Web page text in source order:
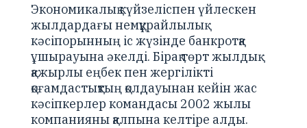
Экономикалық күйзеліспен үйлескен
жылдардағы немқұрайлылық
кәсіпорынның іс жүзінде банкротқа
ұшырауына әкелді. Бірақ төрт жылдық
қажырлы еңбек пен жергілікті
қоғамдастықтың қолдауынан кейін жас
кәсіпкерлер командасы 2002 жылы
компанияны қалпына келтіре алды.